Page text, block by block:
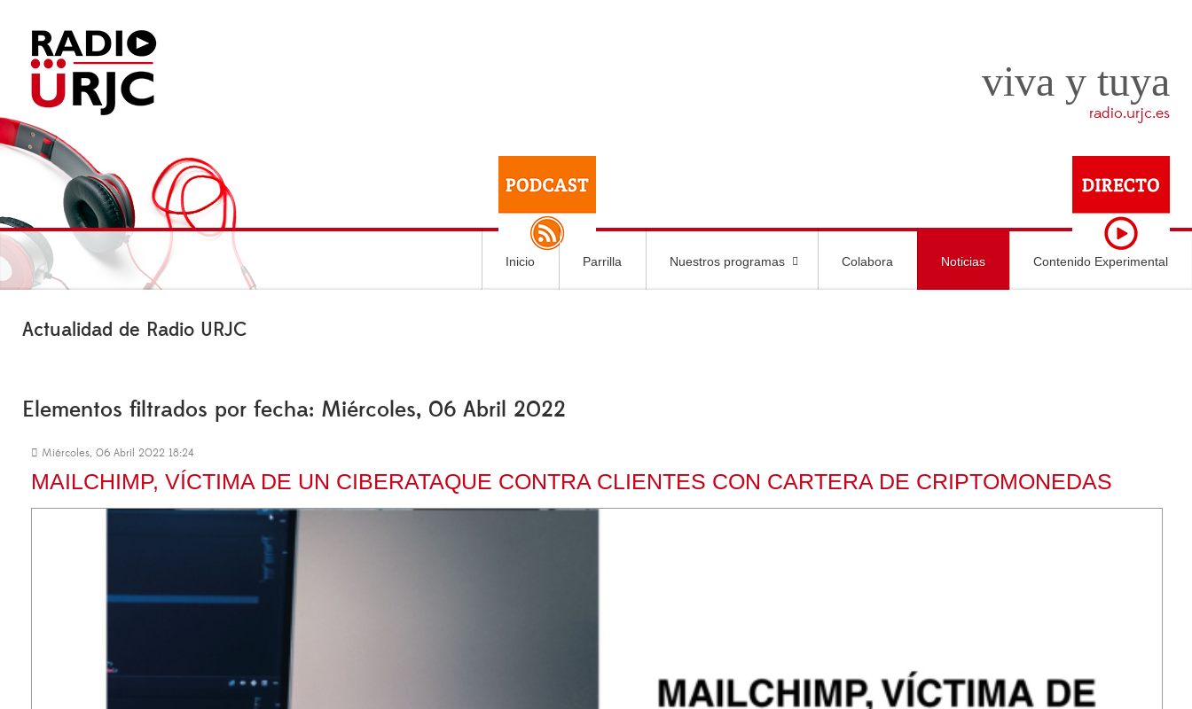
viva y tuya
radio.urjc.es
Inicio Parrilla Nuestros programas Colabora Noticias Contenido Experimental
Actualidad de Radio URJC
Elementos filtrados por fecha: Miércoles, 06 Abril 2022
Miércoles, 06 Abril 2022 18:24
MAILCHIMP, VÍCTIMA DE UN CIBERATAQUE CONTRA CLIENTES CON CARTERA DE CRIPTOMONEDAS